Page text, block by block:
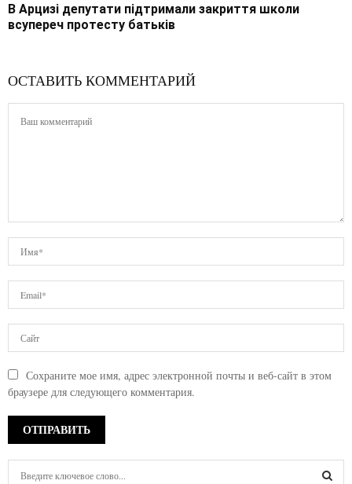
В Арцизі депутати підтримали закриття школи
всупереч протесту батьків
ОСТАВИТЬ КОММЕНТАРИЙ
Сохраните мое имя, адрес электронной почты и веб-сайт в этом
браузере для следующего комментария.